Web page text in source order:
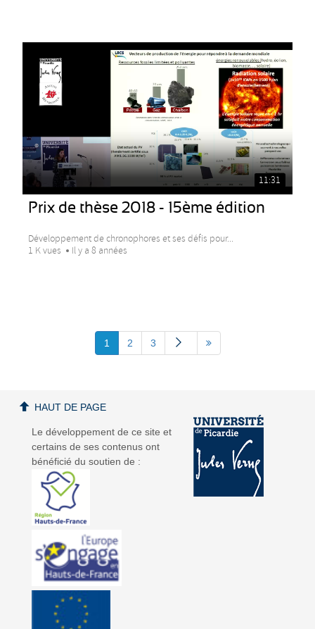
11:31
Prix de thèse 2018 - 15ème édition
Développement de chronophores et ses défis pour...
1 K vues
Il y a 8 années
1 2 3
Le développement de ce site et
certains de ses contenus ont
bénéficié du soutien de :
HAUT DE PAGE